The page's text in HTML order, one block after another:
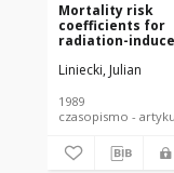
Mortality risk
coefficients for
radiation-
and dose-rates,
low dose domain
Liniecki, Julian
1989